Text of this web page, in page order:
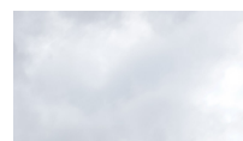
Biométrie